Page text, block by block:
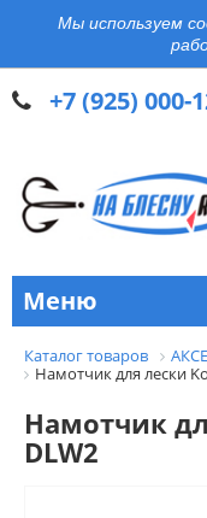
Мы используем
+7 (925) 000-
Меню
Каталог товаров
Намотчик для лески
Намотчик
DLW2